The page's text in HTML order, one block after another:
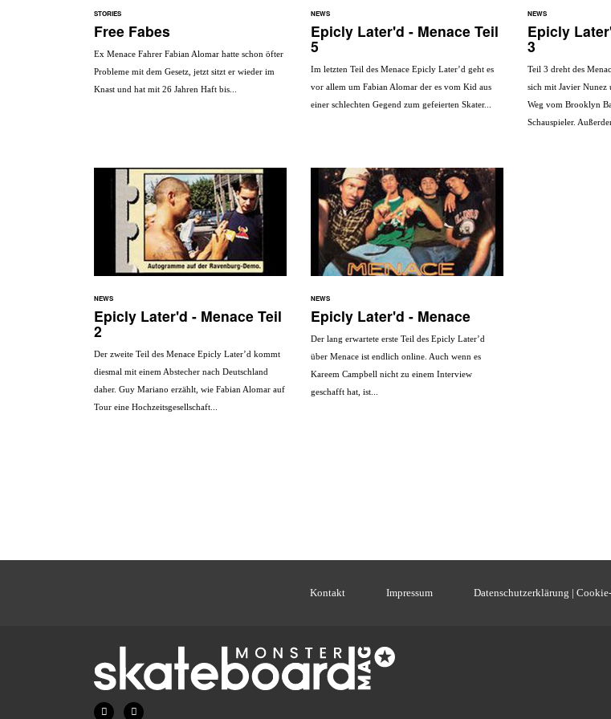
STORIES
Free Fabes
Ex Menace Fahrer Fabian Alomar hatte schon öfter
Probleme mit dem Gesetz, jetzt sitzt er wieder im
Knast und hat mit 26 Jahren Haft bis...
NEWS
Epicly Later'd - Menace Teil
5
Im letzten Teil des Menace Epicly Later’d geht es
vor allem um Fabian Alomar der es vom Kid aus
einer schlechten Gegend zum gefeierten Skater...
NEWS
Epicly
3
Teil 3 dreht des
sich mit Javier Nunez
Weg vom Brooklyn
Schauspieler.
NEWS
Epicly Later'd - Menace Teil
2
Der zweite Teil des Menace Epicly Later’d kommt
diesmal mit einem Abstecher nach Deutschland
daher. Guy Mariano erzählt, wie Fabian Alomar auf
Tour eine Hochzeitsgesellschaft...
NEWS
Epicly Later'd - Menace
Der lang erwartete erste Teil des Epicly Later’d
über Menace ist endlich online. Auch wenn es
Kareem Campbell nicht zu einem Interview
geschafft hat, ist...
Kontakt Impressum Datenschutzerklärung |